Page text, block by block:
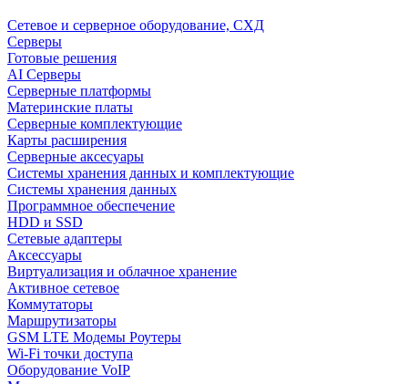
Сетевое и серверное оборудование, СХД
Cерверы
Готовые решения
AI Серверы
Серверные платформы
Материнские платы
Серверные комплектующие
Карты расширения
Серверные аксесуары
Системы хранения данных и комплектующие
Системы хранения данных
Программное обеспечение
HDD и SSD
Сетевые адаптеры
Аксессуары
Виртуализация и облачное хранение
Активное сетевое
Коммутаторы
Маршрутизаторы
GSM LTE Модемы Роутеры
Wi-Fi точки доступа
Оборудование VoIP